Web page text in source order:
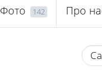
Фото 142 Про